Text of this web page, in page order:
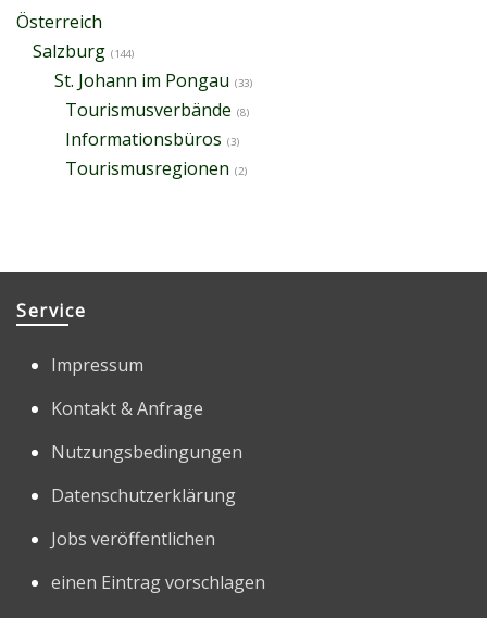
Österreich
Salzburg (144)
St. Johann im Pongau (33)
Tourismusverbände (8)
Informationsbüros (3)
Tourismusregionen (2)
Service
Impressum
Kontakt & Anfrage
Nutzungsbedingungen
Datenschutzerklärung
Jobs veröffentlichen
einen Eintrag vorschlagen